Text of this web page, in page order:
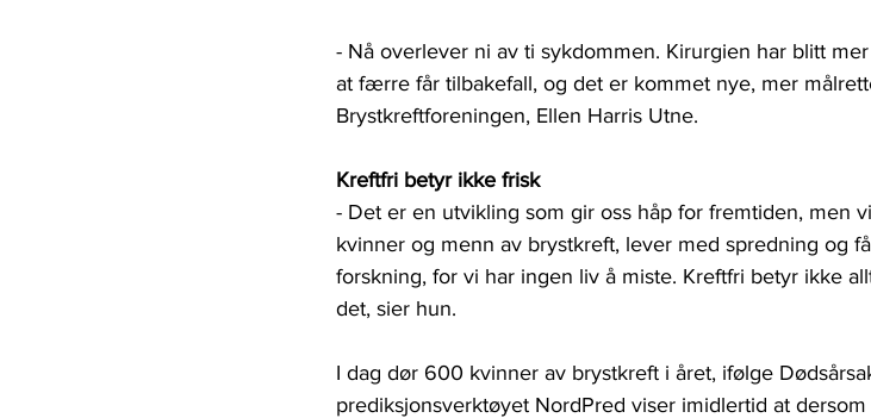
- Nå overlever ni av ti sykdommen. Kirurgien har blitt
at færre får tilbakefall, og det er kommet nye, mer
Brystkreftforeningen, Ellen Harris Utne.
Kreftfri betyr ikke frisk
- Det er en utvikling som gir oss håp for fremtiden, men
kvinner og menn av brystkreft, lever med spredning og
forskning, for vi har ingen liv å miste. Kreftfri betyr ikke
det, sier hun.
I dag dør 600 kvinner av brystkreft i året, ifølge
prediksjonsverktøyet NordPred viser imidlertid at